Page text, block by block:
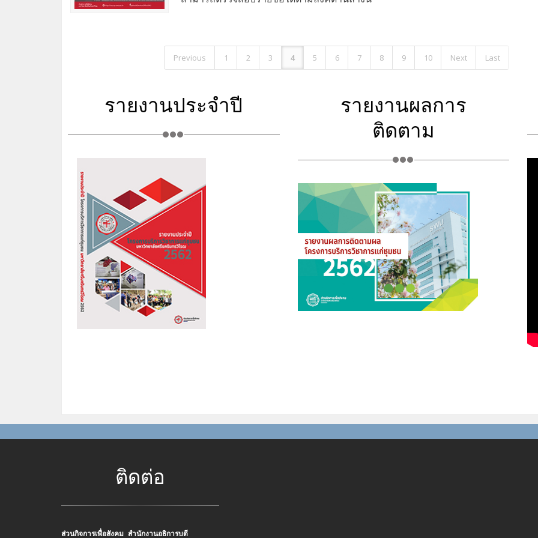
Previous 1 2 3 4 5 6 7 8 9 10 Next Last
รายงานประจำปี
รายงานผลการ
ติดตาม
ติดต่อ
ส่วนกิจการเพื่อสังคม สำนักงานอธิการบดี